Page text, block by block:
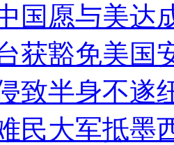
国愿与美
获豁免美国
致半身不遂
民大军抵墨